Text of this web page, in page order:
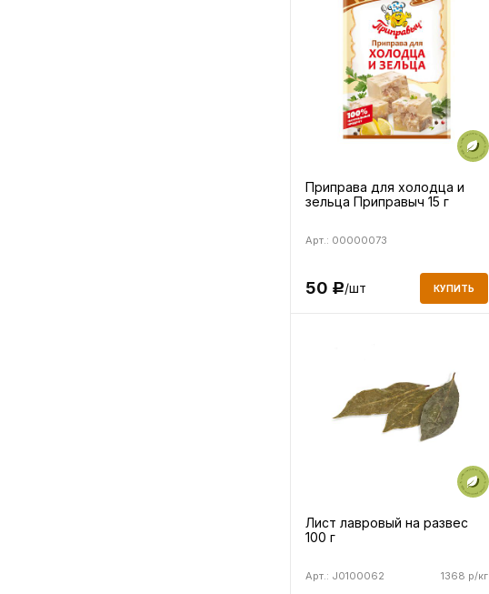
Приправа для холодца и
зельца Приправыч 15 г
Арт.: 00000073
50 Р/шт КУПИТЬ
Лист лавровый на развес
100 г
1368 р/кг
Арт.: J0100062